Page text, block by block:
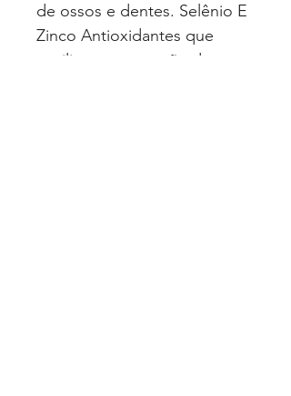
de ossos e dentes. Selênio E
Zinco Antioxidantes que
auxiliam na proteção dos